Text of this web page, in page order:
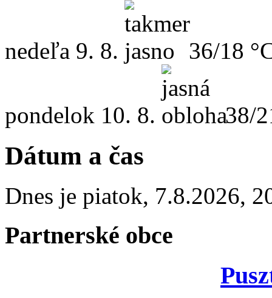
nedeľa 9. 8. 36/18
pondelok 10. 8. 38/
Dátum a čas
Dnes je piatok, 7.8.2026,
Partnerské obce